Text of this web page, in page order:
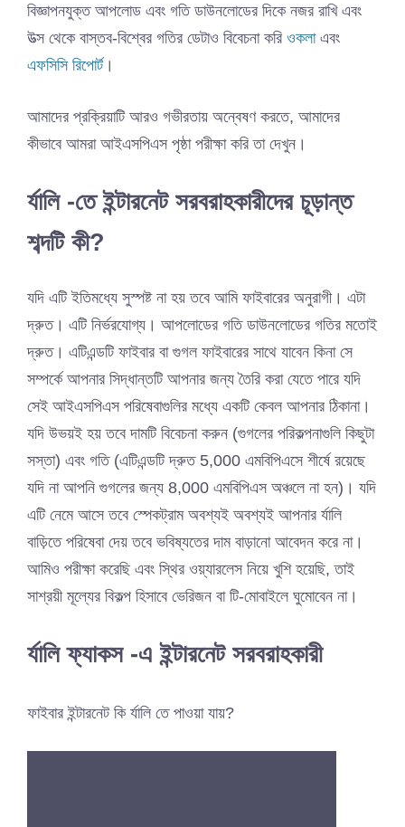
বিজ্ঞাপনযুক্ত আপলোড এবং গতি ডাউনলোডের দিকে নজর রাখি এবং
উত্স থেকে বাস্তব-বিশ্বের গতির ডেটাও বিবেচনা করি ওকলাএবং
এফসিসি রিপোর্ট।
আমাদের প্রক্রিয়াটি আরও গভীরতায় অন্বেষণ করতে, আমাদের
কীভাবে আমরা আইএসপিএস পৃষ্ঠা পরীক্ষা করি তা দেখুন।
র্যালি -তে ইন্টারনেট সরবরাহকারীদের চূড়ান্ত
শব্দটি কী?
যদি এটি ইতিমধ্যে সুস্পষ্ট না হয় তবে আমি ফাইবারের অনুরাগী। এটা
দ্রুত। এটি নির্ভরযোগ্য। আপলোডের গতি ডাউনলোডের গতির মতোই
দ্রুত। এটিএন্ডটি ফাইবার বা গুগল ফাইবারের সাথে যাবেন কিনা সে
সম্পর্কে আপনার সিদ্ধান্তটি আপনার জন্য তৈরি করা যেতে পারে যদি
সেই আইএসপিএস পরিষেবাগুলির মধ্যে একটি কেবল আপনার ঠিকানা।
যদি উভয়ই হয় তবে দামটি বিবেচনা করুন (গুগলের পরিকল্পনাগুলি কিছুটা
সস্তা) এবং গতি (এটিএন্ডটি দ্রুত 5,000 এমবিপিএসে শীর্ষে রয়েছে
যদি না আপনি গুগলের জন্য 8,000 এমবিপিএস অঞ্চলে না হন)। যদি
এটি নেমে আসে তবে স্পেকট্রাম অবশ্যই অবশ্যই আপনার র্যালি
বাড়িতে পরিষেবা দেয় তবে ভবিষ্যতের দাম বাড়ানো আবেদন করে না।
আমিও পরীক্ষা করেছি এবং স্থির ওয়্যারলেস নিয়ে খুশি হয়েছি, তাই
সাশ্রয়ী মূল্যের বিকল্প হিসাবে ভেরিজন বা টি-মোবাইলে ঘুমোবেন না।
র্যালি ফ্যাকস -এ ইন্টারনেট সরবরাহকারী
ফাইবার ইন্টারনেট কি র্যালি তে পাওয়া যায়?